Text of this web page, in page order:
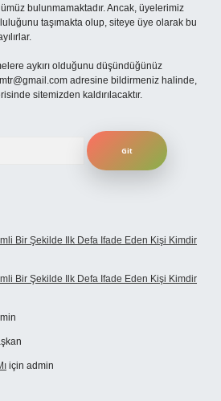
bulunmamaktadır. Ancak, üyelerimiz
taşımakta olup, siteye üye olarak bu
aykırı olduğunu düşündüğünüz
adresine bildirmeniz halinde,
sitemizden kaldırılacaktır.
Bir Şekilde Ilk Defa Ifade Eden Kişi Kimdir
Bir Şekilde Ilk Defa Ifade Eden Kişi Kimdir
için admin